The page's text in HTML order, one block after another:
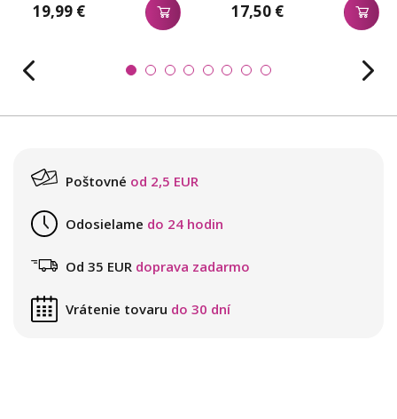
19,99 € 17,50 €
Poštovné od 2,5 EUR
Odosielame do 24 hodin
Od 35 EUR doprava zadarmo
Vrátenie tovaru do 30 dní